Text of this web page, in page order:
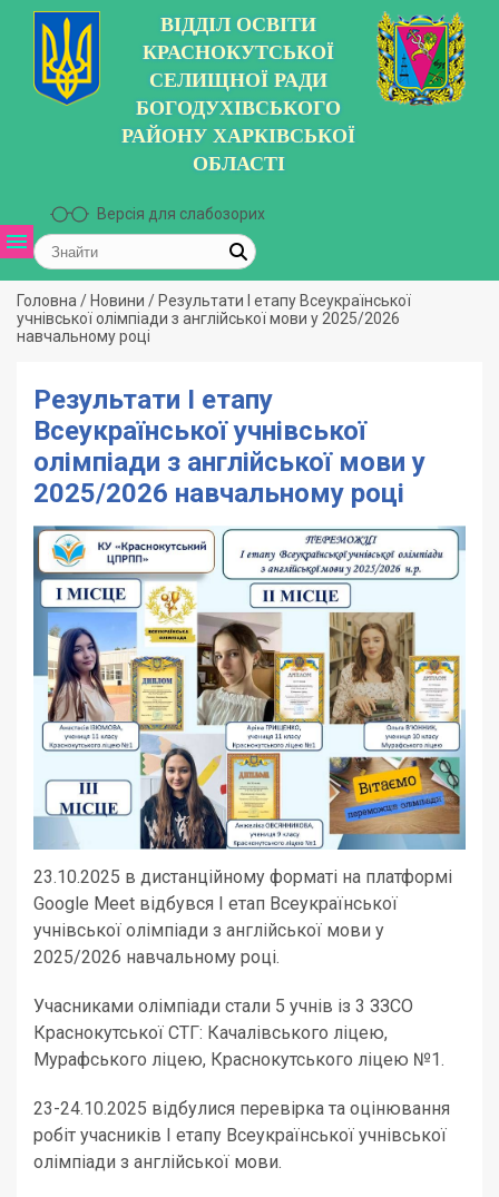
ВІДДІЛ ОСВІТИ
КРАСНОКУТСЬКОЇ
СЕЛИЩНОЇ РАДИ
БОГОДУХІВСЬКОГО
РАЙОНУ ХАРКІВСЬКОЇ
ОБЛАСТІ
Версія для слабозорих
Головна / Новини / Результати І етапу Всеукраїнської
учнівської олімпіади з англійської мови у 2025/2026
навчальному році
Результати І етапу
Всеукраїнської учнівської
олімпіади з англійської мови у
2025/2026 навчальному році
23.10.2025 в дистанційному форматі на платформі
Google Meet відбувся І етап Всеукраїнської
учнівської олімпіади з англійської мови у
2025/2026 навчальному році.
Учасниками олімпіади стали 5 учнів із 3 ЗЗСО
Краснокутської СТГ: Качалівського ліцею,
Мурафського ліцею, Краснокутського ліцею №1.
23-24.10.2025 відбулися перевірка та оцінювання
робіт учасників І етапу Всеукраїнської учнівської
олімпіади з англійської мови.